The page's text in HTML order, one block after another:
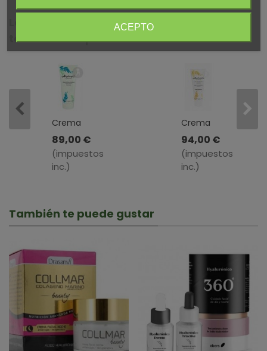
Los clientes que compraron este producto
también compraron:
Crema
Hidratante
Antiarrugas
Centella
Asiática
· 200ml
89,00 €
(impuestos
inc.)
Crema
Facial
Antiedad
Marina
Efective
94,00 €
(impuestos
inc.)
También te puede gustar
ACEPTO